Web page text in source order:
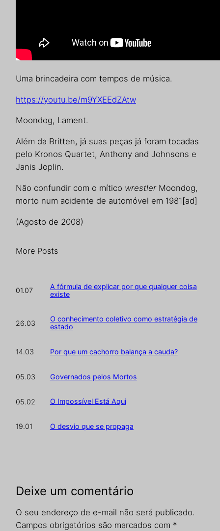
Uma brincadeira com tempos de música.
https://youtu.be/m9YXEEdZAtw
Moondog, Lament.
Além da Britten, já suas peças já foram tocadas
pelo Kronos Quartet, Anthony and Johnsons e
Janis Joplin.
Não confundir com o mítico wrestlerMoondog,
morto num acidente de automóvel em 1981 [ad]
(Agosto de 2008)
More Posts
01.07
A fórmula de explicar por que qualquer coisa
existe
26.03
O conhecimento coletivo como estratégia de
estado
14.03 Por que um cachorro balança a cauda?
05.03 Governados pelos Mortos
05.02 O Impossível Está Aqui
19.01 O desvio que se propaga
Deixe um comentário
O seu endereço de e-mail não será publicado.
Campos obrigatórios são marcados com *